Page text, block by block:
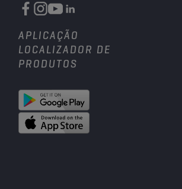
APLICAÇÃO
LOCALIZADOR DE
PRODUTOS